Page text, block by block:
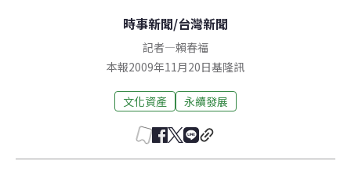
時事新聞/台灣新聞
記者—賴春福
本報2009年11月20日基隆訊
文化資產 永續發展